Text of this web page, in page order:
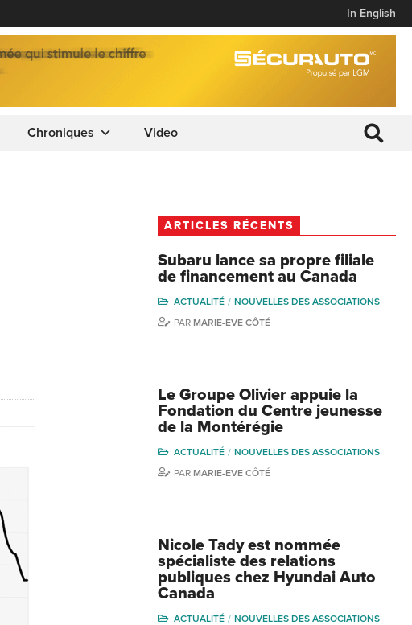
In English
Chroniques Video
ARTICLES RÉCENTS
Subaru lance sa propre filiale
de financement au Canada
ACTUALITÉ
NOUVELLES DES ASSOCIATIONS
PAR MARIE-EVE CÔTÉ
Le Groupe Olivier appuie la
Fondation du Centre jeunesse
de la Montérégie
ACTUALITÉ
NOUVELLES DES ASSOCIATIONS
PAR MARIE-EVE CÔTÉ
Nicole Tady est nommée
spécialiste des relations
publiques chez Hyundai Auto
Canada
ACTUALITÉ
NOUVELLES DES ASSOCIATIONS